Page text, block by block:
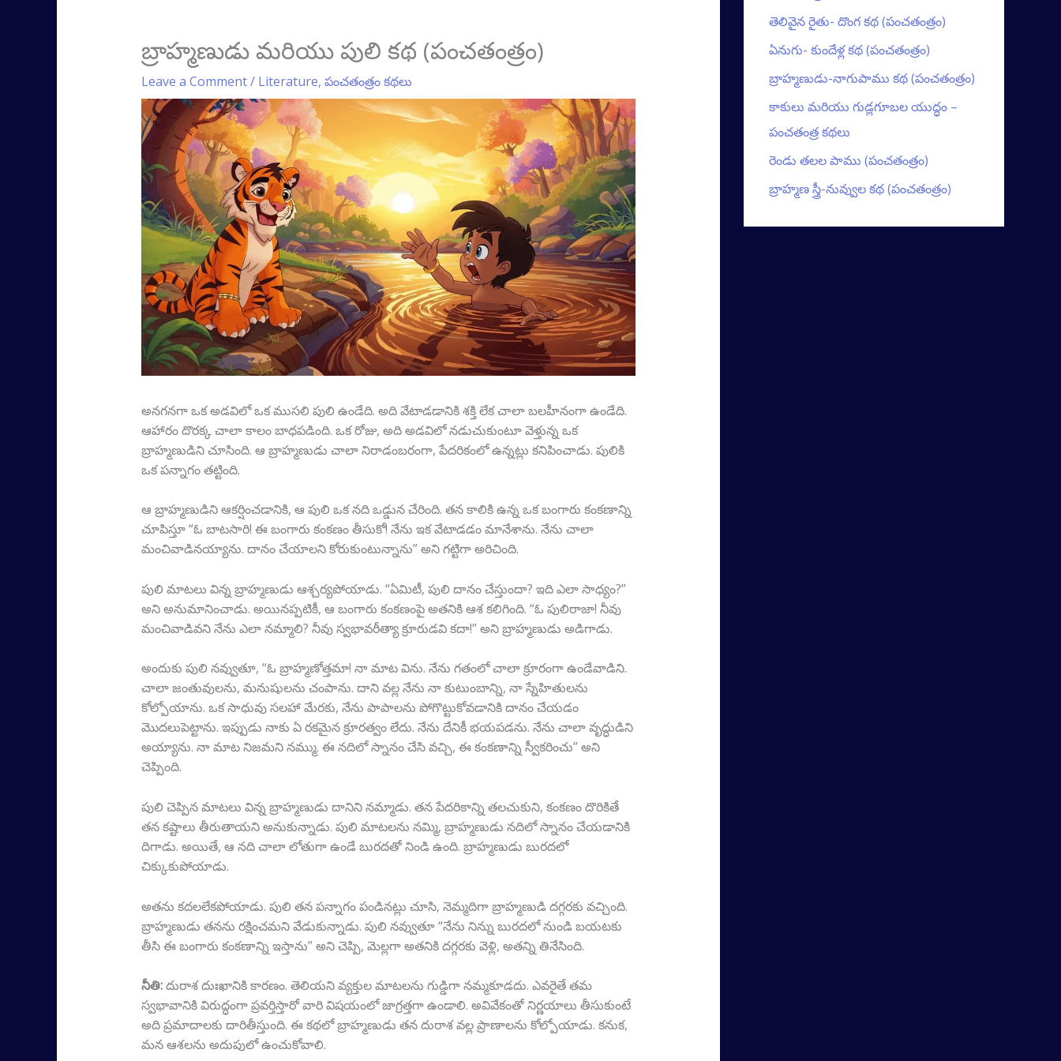
బ్రాహ్మణుడు మరియు పులి కథ (పంచతంత్రం)
Leave a Comment/ Literature, పంచతంత్రం కథలు
అనగనగా ఒక అడవిలో ఒక ముసలి పులి ఉండేది. అది వేటాడడానికి శక్తి లేక చాలా బలహీనంగా ఉండేది.
ఆహారం దొరక్క చాలా కాలం బాధపడింది. ఒక రోజు, అది అడవిలో నడుచుకుంటూ వెళ్తున్న ఒక
బ్రాహ్మణుడిని చూసింది. ఆ బ్రాహ్మణుడు చాలా నిరాడంబరంగా, పేదరికంలో ఉన్నట్లు కనిపించాడు. పులికి
ఒక పన్నాగం తట్టింది.
ఆ బ్రాహ్మణుడిని ఆకర్షించడానికి, ఆ పులి ఒక నది ఒడ్డున చేరింది. తన కాలికి ఉన్న ఒక బంగారు కంకణాన్ని
చూపిస్తూ “ఓ బాటసారి! ఈ బంగారు కంకణం తీసుకో! నేను ఇక వేటాడడం మానేశాను. నేను చాలా
మంచివాడినయ్యాను. దానం చేయాలని కోరుకుంటున్నాను” అని గట్టిగా అరిచింది.
పులి మాటలు విన్న బ్రాహ్మణుడు ఆశ్చర్యపోయాడు. “ఏమిటీ, పులి దానం చేస్తుందా? ఇది ఎలా సాధ్యం?”
అని అనుమానించాడు. అయినప్పటికీ, ఆ బంగారు కంకణంపై అతనికి ఆశ కలిగింది. “ఓ పులిరాజా! నీవు
మంచివాడివని నేను ఎలా నమ్మాలి? నీవు స్వభావరీత్యా క్రూరుడవి కదా!” అని బ్రాహ్మణుడు అడిగాడు.
అందుకు పులి నవ్వుతూ, “ఓ బ్రాహ్మణోత్తమా! నా మాట విను. నేను గతంలో చాలా క్రూరంగా ఉండేవాడిని.
చాలా జంతువులను, మనుషులను చంపాను. దాని వల్ల నేను నా కుటుంబాన్ని, నా స్నేహితులను
కోల్పోయాను. ఒక సాధువు సలహా మేరకు, నేను పాపాలను పోగొట్టుకోవడానికి దానం చేయడం
మొదలుపెట్టాను. ఇప్పుడు నాకు ఏ రకమైన క్రూరత్వం లేదు. నేను దేనికీ భయపడను. నేను చాలా వృద్ధుడిని
అయ్యాను. నా మాట నిజమని నమ్ము. ఈ నదిలో స్నానం చేసి వచ్చి, ఈ కంకణాన్ని స్వీకరించు” అని
చెప్పింది.
పులి చెప్పిన మాటలు విన్న బ్రాహ్మణుడు దానిని నమ్మాడు. తన పేదరికాన్ని తలచుకుని, కంకణం దొరికితే
తన కష్టాలు తీరుతాయని అనుకున్నాడు. పులి మాటలను నమ్మి, బ్రాహ్మణుడు నదిలో స్నానం చేయడానికి
దిగాడు. అయితే, ఆ నది చాలా లోతుగా ఉండే బురదతో నిండి ఉంది. బ్రాహ్మణుడు బురదలో
చిక్కుకుపోయాడు.
అతను కదలలేకపోయాడు. పులి తన పన్నాగం పండినట్లు చూసి, నెమ్మదిగా బ్రాహ్మణుడి దగ్గరకు వచ్చింది.
బ్రాహ్మణుడు తనను రక్షించమని వేడుకున్నాడు. పులి నవ్వుతూ “నేను నిన్ను బురదలో నుండి బయటకు
తీసి ఈ బంగారు కంకణాన్ని ఇస్తాను” అని చెప్పి, మెల్లగా అతనికి దగ్గరకు వెళ్లి, అతన్ని తినేసింది.
నీతి:దురాశ దుఃఖానికి కారణం. తెలియని వ్యక్తుల మాటలను గుడ్డిగా నమ్మకూడదు. ఎవరైతే తమ
స్వభావానికి విరుద్ధంగా ప్రవర్తిస్తారో వారి విషయంలో జాగ్రత్తగా ఉండాలి. అవివేకంతో నిర్ణయాలు తీసుకుంటే
అది ప్రమాదాలకు దారితీస్తుంది. ఈ కథలో బ్రాహ్మణుడు తన దురాశ వల్ల ప్రాణాలను కోల్పోయాడు. కనుక,
మన ఆశలను అదుపులో ఉంచుకోవాలి.
తెలివైన రైతు- దొంగ కథ (పంచతంత్రం)
ఏనుగు- కుందేళ్ల కథ (పంచతంత్రం)
బ్రాహ్మణుడు-నాగుపాము కథ (పంచతంత్రం)
కాకులు మరియు గుడ్లగూబల యుద్ధం –
పంచతంత్ర కథలు
రెండు తలల పాము (పంచతంత్రం)
బ్రాహ్మణ స్త్రీ-నువ్వుల కథ (పంచతంత్రం)